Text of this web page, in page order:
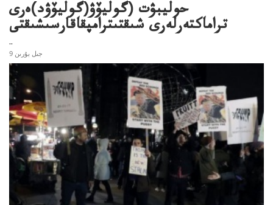
حوليبۋت (گوليۆۋ(گوليۆۋد)ەرى
تراماكتەرلەرى شىقتىترامپقاقارسىشىقتى
..
9 جىل بۇرىن